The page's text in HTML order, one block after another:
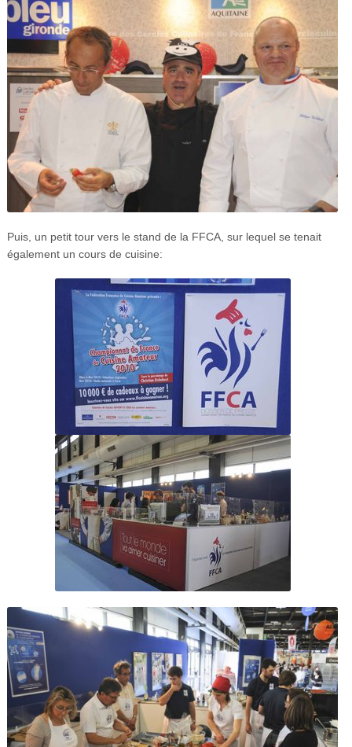
Puis, un petit tour vers le stand de la FFCA, sur lequel se tenait
également un cours de cuisine: